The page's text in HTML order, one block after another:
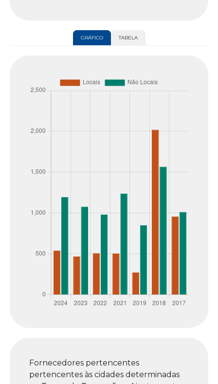
GRÁFICO TABELA
Fornecedores pertencentes
pertencentes às cidades determinadas